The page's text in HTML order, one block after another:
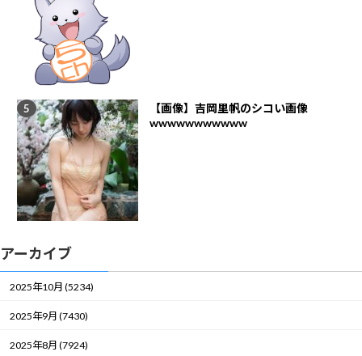
【画像】吉岡里帆のシコい画像
wwwwwwwwwww
アーカイブ
2025年10月 (5234)
2025年9月 (7430)
2025年8月 (7924)